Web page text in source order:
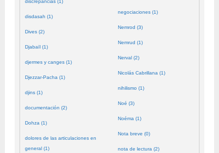
discrepancias (1)
disdasah (1)
Dives (2)
Djabaïl (1)
djermes y canges (1)
Djezzar-Pacha (1)
djins (1)
documentación (2)
Dohza (1)
dolores de las articulaciones en
general (1)
negociaciones (1)
Nemrod (3)
Nemrud (1)
Nerval (2)
Nicolás Cabrillana (1)
nihilismo (1)
Noé (3)
Noéma (1)
Nota breve (0)
nota de lectura (2)